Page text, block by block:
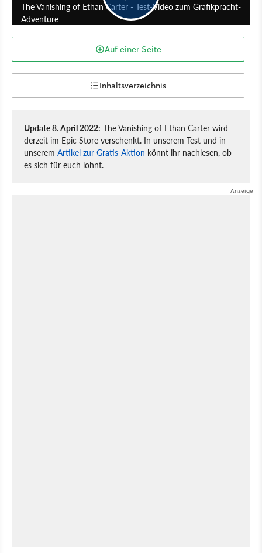
The Vanishing of Ethan Carter - Test-Video zum Grafikpracht-
Adventure
Auf einer Seite
Inhaltsverzeichnis
Update 8. April 2022: The Vanishing of Ethan Carter wird
derzeit im Epic Store verschenkt. In unserem Test und in
unserem Artikel zur Gratis-Aktion könnt ihr nachlesen, ob
es sich für euch lohnt.